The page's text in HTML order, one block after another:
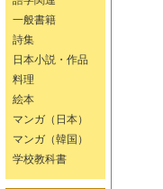
一般書籍
詩集
日本小説・作品
料理
絵本
マンガ（日本）
マンガ（韓国）
学校教科書